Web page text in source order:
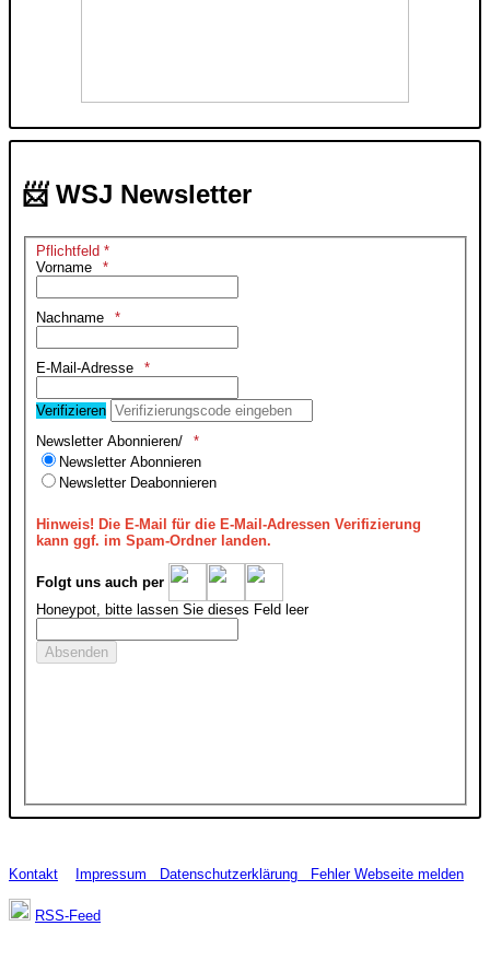
📨 WSJ Newsletter
Pflichtfeld *
Vorname
Nachname
E-Mail-Adresse
Verifizieren
Newsletter Abonnieren/
Newsletter Abonnieren
Newsletter Deabonnieren
Hinweis! Die E-Mail für die E-Mail-Adressen Verifizierung
kann ggf. im Spam-Ordner landen.
Folgt uns auch per
Honeypot, bitte lassen Sie dieses Feld leer
Kontakt Impressum Datenschutzerklärung Fehler Webseite melden
RSS-Feed